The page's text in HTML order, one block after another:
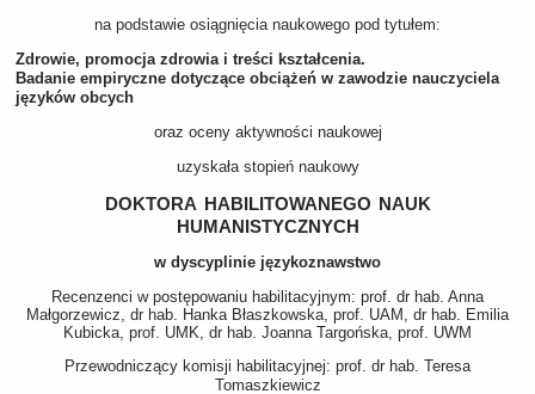
na podstawie osiągnięcia naukowego pod tytułem:
Zdrowie, promocja zdrowia i treści kształcenia.
Badanie empiryczne dotyczące obciążeń w zawodzie nauczyciela
języków obcych
oraz oceny aktywności naukowej
uzyskała stopień naukowy
doktora habilitowanego nauk
humanistycznych
w dyscyplinie językoznawstwo
Recenzenci w postępowaniu habilitacyjnym: prof. dr hab. Anna
Małgorzewicz, dr hab. Hanka Błaszkowska, prof. UAM, dr hab. Emilia
Kubicka, prof. UMK, dr hab. Joanna Targońska, prof. UWM
Przewodniczący komisji habilitacyjnej: prof. dr hab. Teresa
Tomaszkiewicz